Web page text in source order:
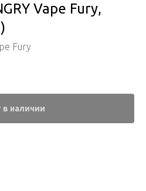
Vape Fury,
Fury
в наличии